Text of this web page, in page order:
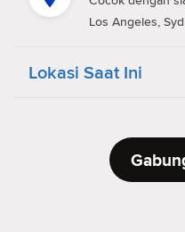
Los Angeles,
Lokasi Saat Ini